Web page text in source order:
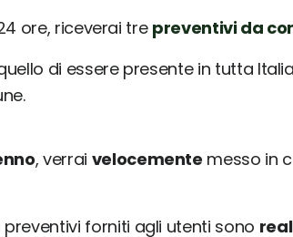
ore, riceverai trepreventivi da
di essere presente in tutta
, verrai velocemente messo in
forniti agli utenti sono